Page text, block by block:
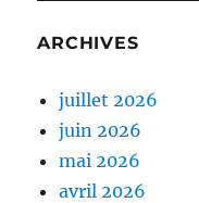
ARCHIVES
juillet 2026
juin 2026
mai 2026
avril 2026